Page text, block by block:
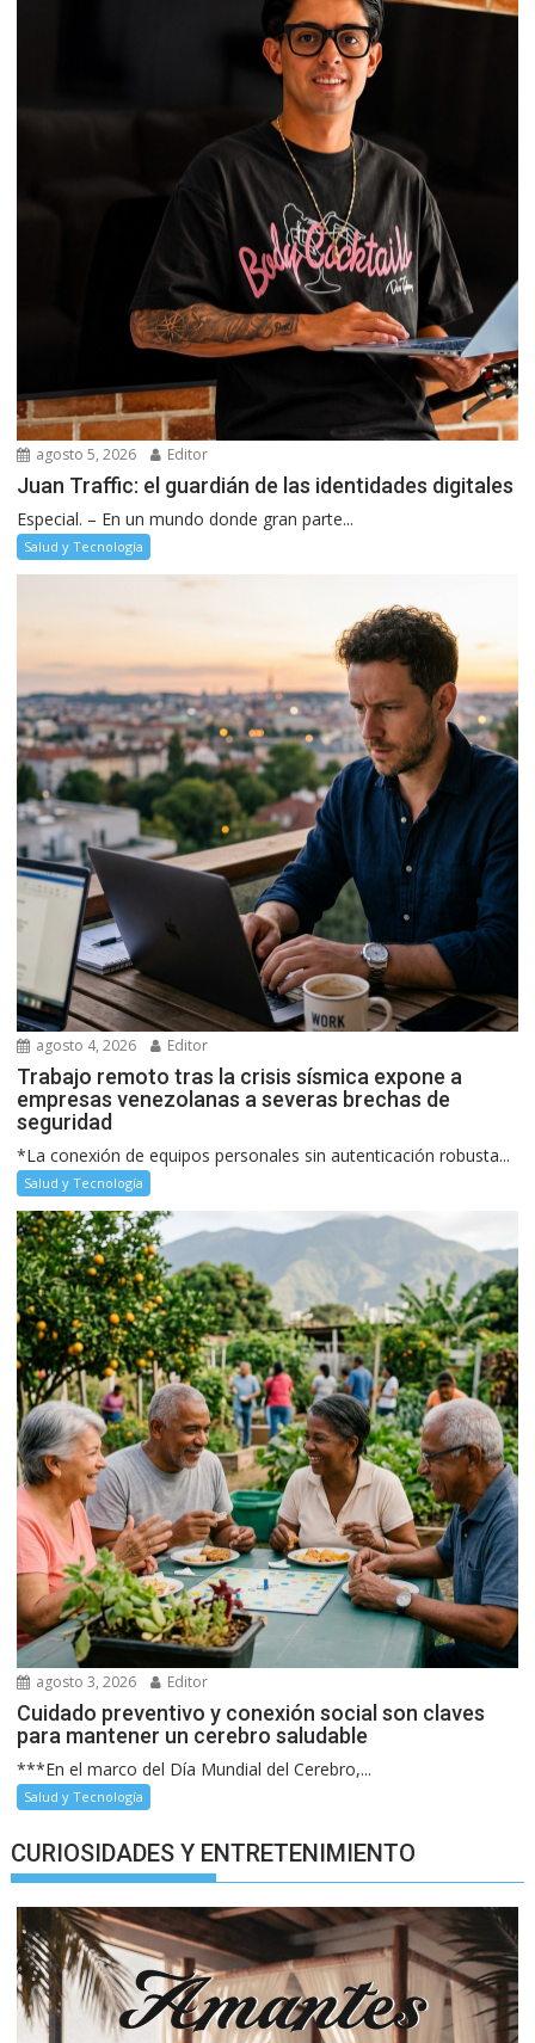
agosto 5, 2026 Editor
Juan Traffic: el guardián de las identidades digitales
Especial. – En un mundo donde gran parte...
Salud y Tecnología
agosto 4, 2026 Editor
Trabajo remoto tras la crisis sísmica expone a
empresas venezolanas a severas brechas de
seguridad
*La conexión de equipos personales sin autenticación robusta...
Salud y Tecnología
agosto 3, 2026 Editor
Cuidado preventivo y conexión social son claves
para mantener un cerebro saludable
***En el marco del Día Mundial del Cerebro,...
Salud y Tecnología
CURIOSIDADES Y ENTRETENIMIENTO